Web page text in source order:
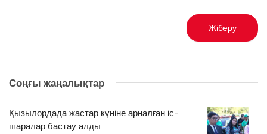
Соңғы жаңалықтар
Қызылордада жастар күніне арналған іс-
шаралар бастау алды